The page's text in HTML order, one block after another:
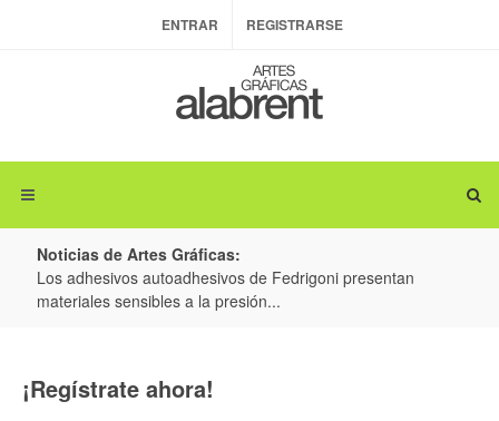
ENTRAR REGISTRARSE
Noticias de Artes Gráficas:
Los adhesivos autoadhesivos de Fedrigoni presentan
materiales sensibles a la presión...
¡Regístrate ahora!